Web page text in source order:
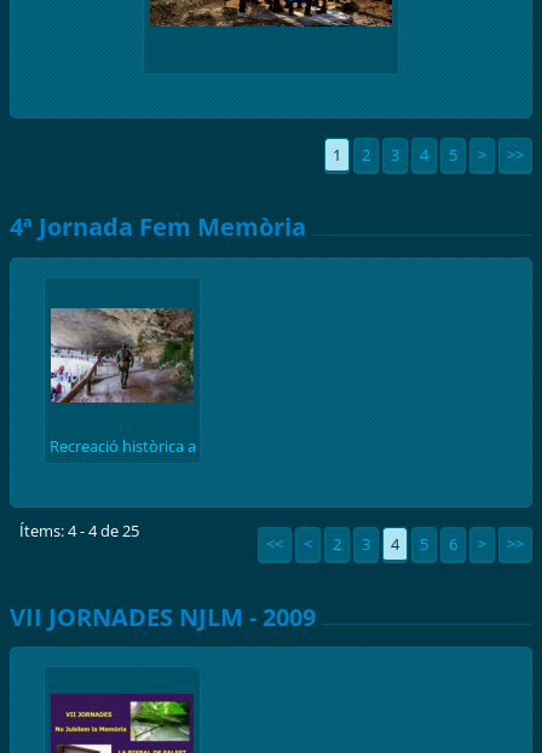
1 2 3 4 5 > >>
4ª Jornada Fem Memòria
Recreació històrica a
Ítems: 4 - 4 de 25
<< < 2 3 4 5 6 > >>
VII JORNADES NJLM - 2009